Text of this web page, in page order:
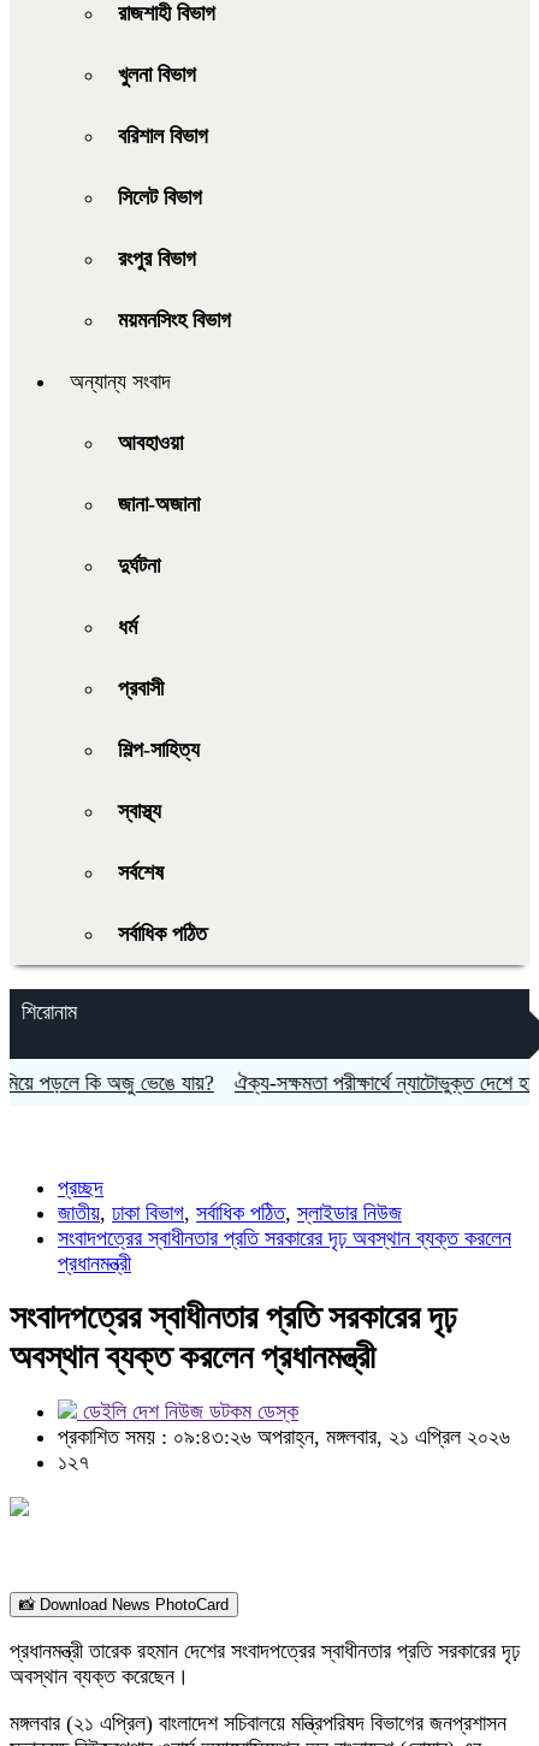
রাজশাহী বিভাগ
খুলনা বিভাগ
বরিশাল বিভাগ
সিলেট বিভাগ
রংপুর বিভাগ
ময়মনসিংহ বিভাগ
অন্যান্য সংবাদ
আবহাওয়া
জানা-অজানা
দুর্ঘটনা
ধর্ম
প্রবাসী
শিল্প-সাহিত্য
স্বাস্থ্য
সর্বশেষ
সর্বাধিক পঠিত
শিরোনাম
কি অজু ভেঙে যায়? ঐক্য-সক্ষমতা পরীক্ষার্থে ন্যাটোভুক্ত দেশে হামলা
প্রচ্ছদ
জাতীয়, ঢাকা বিভাগ, সর্বাধিক পঠিত,স্লাইডার নিউজ
সংবাদপত্রের স্বাধীনতার প্রতি সরকারের দৃঢ় অবস্থান ব্যক্ত করলেন
প্রধানমন্ত্রী
সংবাদপত্রের স্বাধীনতার প্রতি সরকারের দৃঢ়
অবস্থান ব্যক্ত করলেন প্রধানমন্ত্রী
ডেইলি দেশ নিউজ ডটকম ডেস্ক
প্রকাশিত সময় : ০৯:৪৩:২৬ অপরাহ্ন, মঙ্গলবার, ২১ এপ্রিল ২০২৬
১২৭
📸 Download News PhotoCard
প্রধানমন্ত্রী তারেক রহমান দেশের সংবাদপত্রের স্বাধীনতার প্রতি সরকারের দৃঢ়
অবস্থান ব্যক্ত করেছেন।
মঙ্গলবার (২১ এপ্রিল) বাংলাদেশ সচিবালয়ে মন্ত্রিপরিষদ বিভাগের জনপ্রশাসন